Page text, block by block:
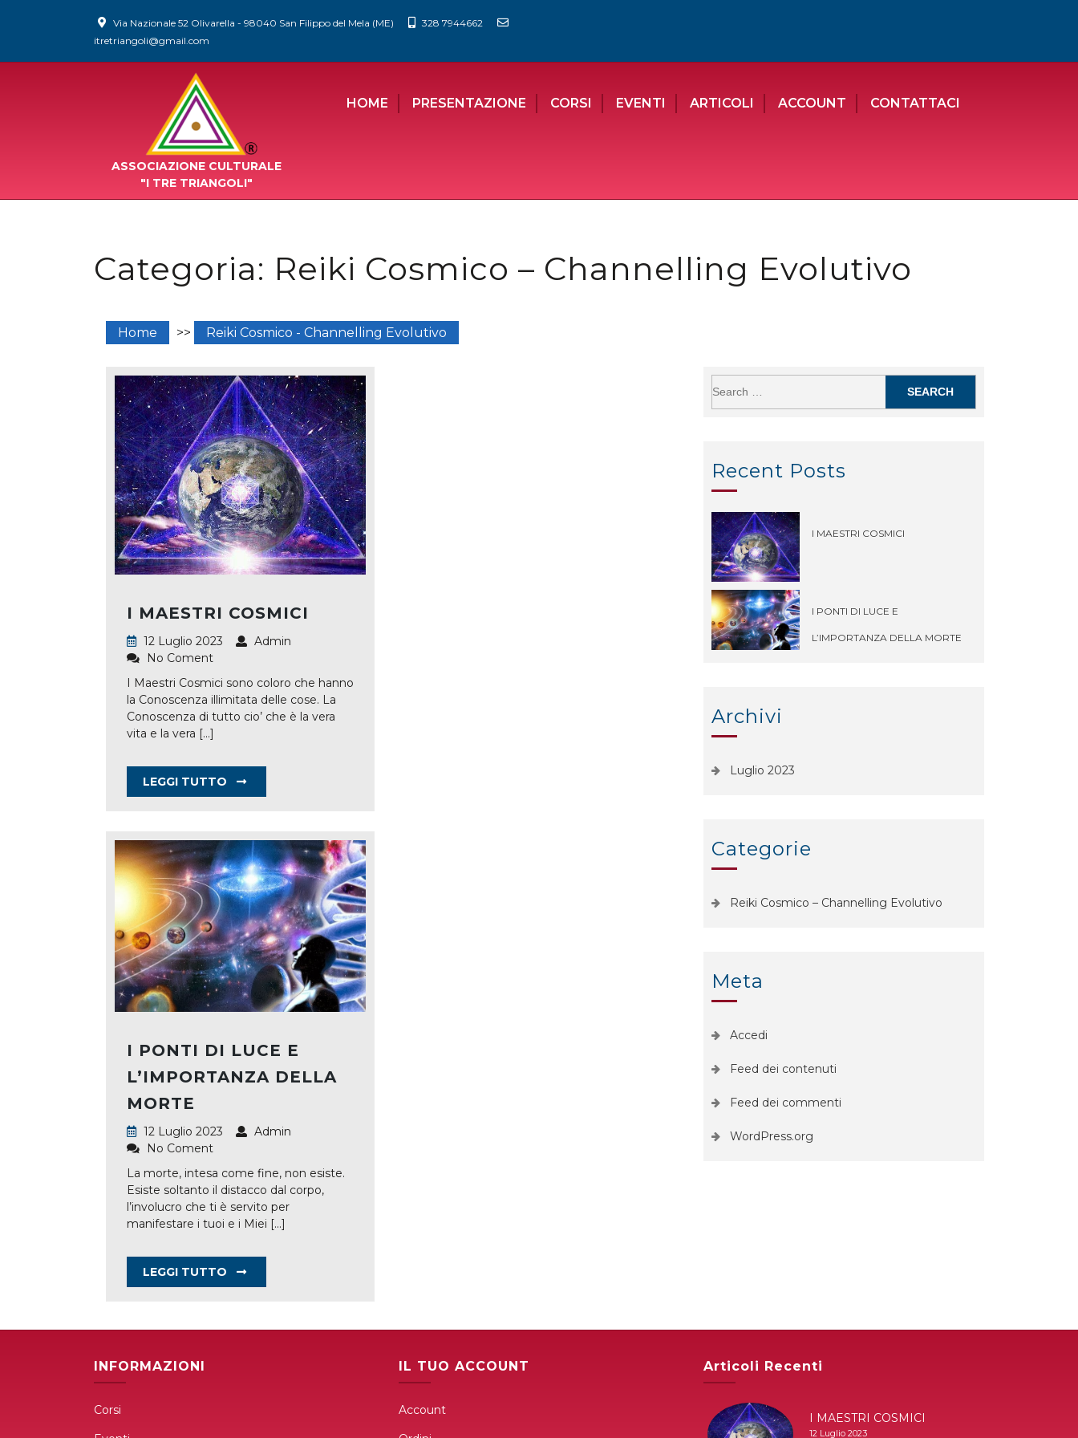
Via Nazionale 52 Olivarella - 98040 San Filippo del Mela (ME)
328 7944662
itretriangoli@gmail.com
ASSOCIAZIONE CULTURALE
"I TRE TRIANGOLI"
HOME PRESENTAZIONE CORSI EVENTI ARTICOLI ACCOUNT CONTATTACI
Categoria: Reiki Cosmico – Channelling Evolutivo
Home >> Reiki Cosmico - Channelling Evolutivo
I MAESTRI COSMICI
12 Luglio 2023
Admin
No Coment
I Maestri Cosmici sono coloro che hanno
la Conoscenza illimitata delle cose. La
Conoscenza di tutto cio’ che è la vera
vita e la vera [...]
LEGGI TUTTO
I PONTI DI LUCE E
L’IMPORTANZA DELLA
MORTE
12 Luglio 2023
Admin
No Coment
La morte, intesa come fine, non esiste.
Esiste soltanto il distacco dal corpo,
l’involucro che ti è servito per
manifestare i tuoi e i Miei [...]
LEGGI TUTTO
Recent Posts
I MAESTRI COSMICI
I PONTI DI LUCE E
L’IMPORTANZA DELLA MORTE
Archivi
Luglio 2023
Categorie
Reiki Cosmico – Channelling Evolutivo
Meta
Accedi
Feed dei contenuti
Feed dei commenti
WordPress.org
INFORMAZIONI
Corsi
IL TUO ACCOUNT
Account
Articoli Recenti
I MAESTRI COSMICI
12 Luglio 2023